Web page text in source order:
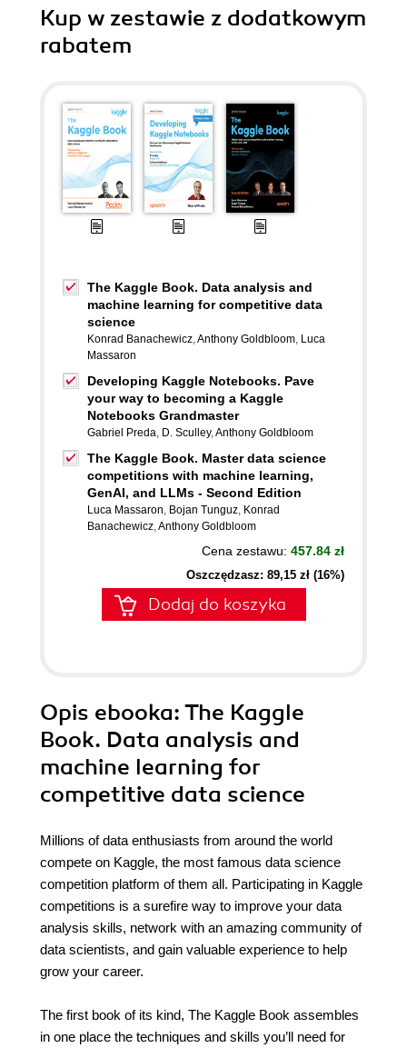
Kup w zestawie z dodatkowym
rabatem
The Kaggle Book. Data analysis and
machine learning for competitive data
science
Konrad Banachewicz,Anthony Goldbloom, Luca
Massaron
Developing Kaggle Notebooks. Pave
your way to becoming a Kaggle
Notebooks Grandmaster
Gabriel Preda, D. Sculley,Anthony Goldbloom
The Kaggle Book. Master data science
competitions with machine learning,
GenAI, and LLMs - Second Edition
Luca Massaron, Bojan Tunguz, Konrad
Banachewicz,Anthony Goldbloom
Cena zestawu: 457.84 zł
Oszczędzasz: 89,15 zł (16%)
Dodaj do koszyka
Opis ebooka: The Kaggle
Book. Data analysis and
machine learning for
competitive data science
Millions of data enthusiasts from around the world
compete on Kaggle, the most famous data science
competition platform of them all. Participating in Kaggle
competitions is a surefire way to improve your data
analysis skills, network with an amazing community of
data scientists, and gain valuable experience to help
grow your career.
The first book of its kind, The Kaggle Book assembles
in one place the techniques and skills you’ll need for